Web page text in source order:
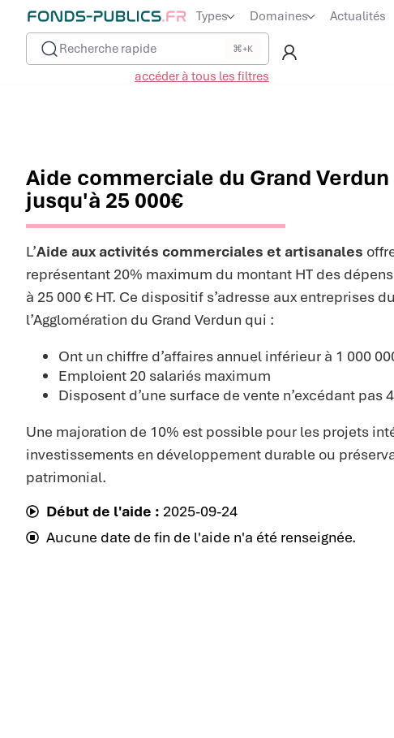
Types Domaines
Actualités
Recherche rapide
⌘+K
accéder à tous les filtres
Aide commerciale du Grand
jusqu'à 25 000€
L’Aide aux activités commerciales et artisanales
représentant 20% maximum du montant HT des
à 25 000 € HT. Ce dispositif s’adresse aux entreprises
l’Agglomération du Grand Verdun qui :
Ont un chiffre d’affaires annuel inférieur à 1 000
Emploient 20 salariés maximum
Disposent d’une surface de vente n’excédant pas
Une majoration de 10% est possible pour les projets
investissements en développement durable ou
patrimonial.
Début de l'aide : 2025-09-24
Aucune date de fin de l'aide n'a été renseignée.